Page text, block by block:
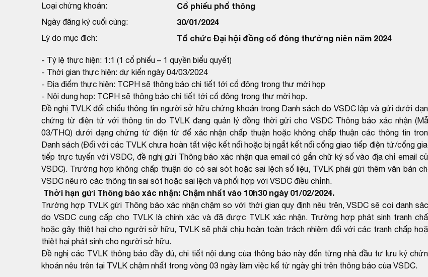
Loại chứng khoán: Cổ phiếu phổ thông
Ngày đăng ký cuối cùng: 30/01/2024
Lý do mục đích: Tổ chức Đại hội đồng cổ đông thường niên năm 2024
- Tỷ lệ thực hiện: 1:1 (1 cổ phiếu – 1 quyền biểu quyết)
- Thời gian thực hiện: dự kiến ngày 04/03/2024
- Địa điểm thực hiện: TCPH sẽ thông báo chi tiết tới cổ đông trong thư mời họp
- Nội dung họp: TCPH sẽ thông báo chi tiết tới cổ đông trong thư mời họp.
Đề nghị TVLK đối chiếu thông tin người sở hữu chứng khoán trong Danh sách do VSDC lập và gửi dưới
chứng từ điện tử với thông tin do TVLK đang quản lý đồng thời gửi cho VSDC Thông báo xác nhận
03/THQ) dưới dạng chứng từ điện tử để xác nhận chấp thuận hoặc không chấp thuận các thông tin
Danh sách (Đối với các TVLK chưa hoàn tất việc kết nối hoặc bị ngắt kết nối cổng giao tiếp điện tử/cổng
tiếp trực tuyến với VSDC, đề nghị gửi Thông báo xác nhận qua email có gắn chữ ký số vào địa chỉ email
VSDC). Trường hợp không chấp thuận do có sai sót hoặc sai lệch số liệu, TVLK phải gửi thêm văn bản
VSDC nêu rõ các thông tin sai sót hoặc sai lệch và phối hợp với VSDC điều chỉnh.
Thời hạn gửi Thông báo xác nhận: Chậm nhất vào 10h30 ngày 01/02/2024.
Trường hợp TVLK gửi Thông báo xác nhận chậm so với thời gian quy định nêu trên, VSDC sẽ coi danh
do VSDC cung cấp cho TVLK là chính xác và đã được TVLK xác nhận. Trường hợp phát sinh tranh
hoặc gây thiệt hại cho người sở hữu, TVLK sẽ phải chịu hoàn toàn trách nhiệm đối với các tranh chấp
thiệt hại phát sinh cho người sở hữu.
Đề nghị các TVLK thông báo đầy đủ, chi tiết nội dung của thông báo này đến từng nhà đầu tư lưu ký
khoán nêu trên tại TVLK chậm nhất trong vòng 03 ngày làm việc kể từ ngày ghi trên thông báo của VSDC.